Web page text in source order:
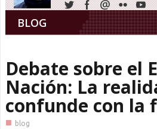
BLOG
Debate sobre el
Nación: La
confunde con la
■
blog